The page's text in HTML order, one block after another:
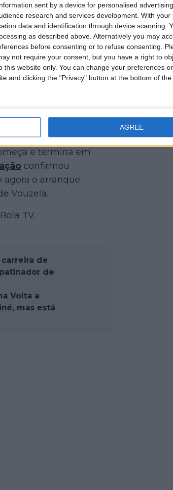
sent by a device for personalised
research and services development. With your
data and identification through device scanning.
as described above. Alternatively you may
before consenting or to refuse consenting.
not require your consent, but you have a right to
this website only. You can change your preferences
and clicking the "Privacy" button at the bottom of the
AGREE
e termina em
confirmou
o arranque
Vouzela.
TV.
carreira de
de
Volta a
mas está